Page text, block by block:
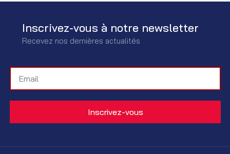
Inscrivez-vous à notre newsletter
Recevez nos dernières actualités